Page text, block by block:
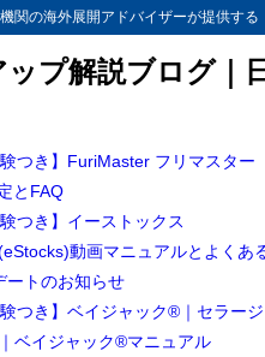
関の海外展開アドバイザーが提供す
プ解説ブログ｜
験つき】FuriMaster フリマスター
とFAQ
つき】イーストックス
動画マニュアルとよくあ
ートのお知らせ
験つき】ベイジャック®｜セラー
ベイジャック®マニュアル